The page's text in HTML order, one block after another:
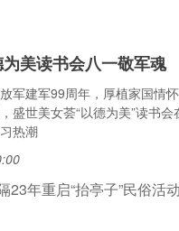
美读书会八一敬军魂
军建军99周年，厚植家国情
盛世美女荟“以德为美”读书会
热潮